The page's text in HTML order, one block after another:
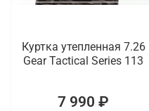
Куртка утепленная 7.26
Gear Tactical Series 113
7 990 ₽